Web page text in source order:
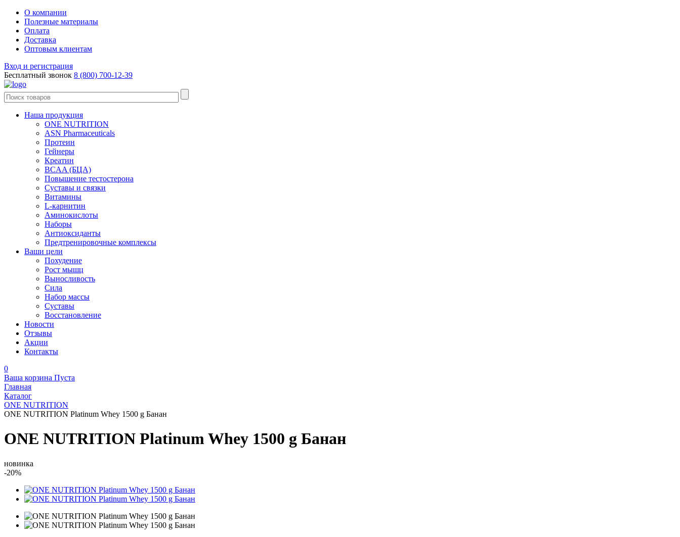
О компании
Полезные материалы
Оплата
Доставка
Оптовым клиентам
Вход и регистрация
Бесплатный звонок 8 (800) 700-12-39
Наша продукция
ONE NUTRITION
ASN Pharmaceuticals
Протеин
Гейнеры
Креатин
BCAA (БЦА)
Повышение тестостерона
Суставы и связки
Витамины
L-карнитин
Аминокислоты
Наборы
Антиоксиданты
Предтренировочные комплексы
Ваши цели
Похудение
Рост мышц
Выносливость
Сила
Набор массы
Суставы
Восстановление
Новости
Отзывы
Акции
Контакты
0
Ваша корзина Пуста
Главная
Каталог
ONE NUTRITION
ONE NUTRITION Platinum Whey 1500 g Банан
ONE NUTRITION Platinum Whey 1500 g Банан
новинка
-20%